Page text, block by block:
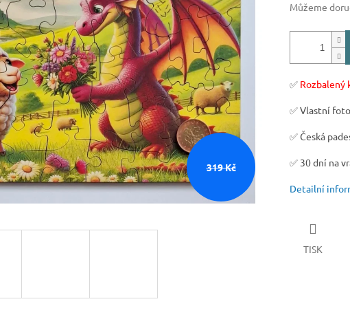
319 Kč
Můžeme
✅ Rozbalený
✅ Vlastní
✅ Česká
✅ 30 dní na
Detailní
TISK